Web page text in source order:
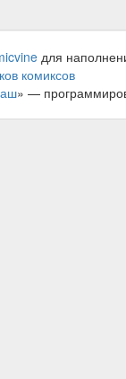
для
комиксов
» —